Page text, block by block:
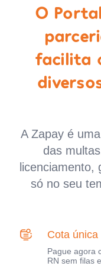
O
facilita
A Zapay é
das
licenciamento,
só no seu
Cota
Pague agora
RN sem filas